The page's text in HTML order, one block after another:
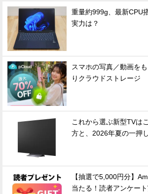
重量約999g、最新CPU
実力は？
スマホの写真／動画を
りクラウドストレージ
これから選ぶ新型TVは
方と、2026年夏の一押
【抽選で5,000円分】
当たる！読者アンケー